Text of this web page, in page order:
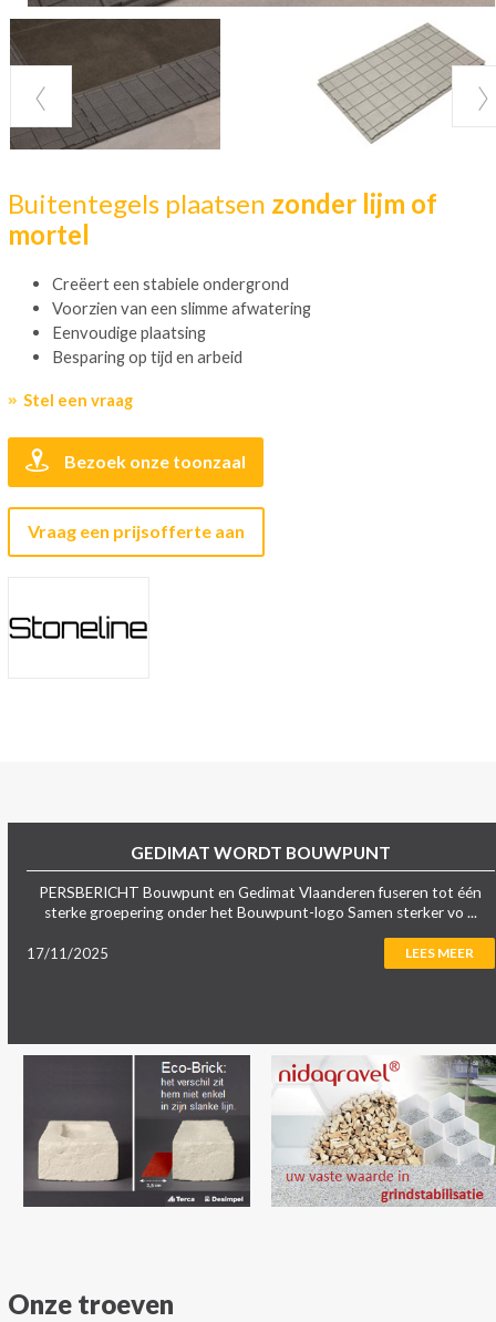
Buitentegels plaatsen zonder lijm of
mortel
Creëert een stabiele ondergrond
Voorzien van een slimme afwatering
Eenvoudige plaatsing
Besparing op tijd en arbeid
Stel een vraag
Bezoek onze toonzaal
Vraag een prijsofferte aan
GEDIMAT WORDT BOUWPUNT
PERSBERICHT Bouwpunt en Gedimat Vlaanderen fuseren tot één
sterke groepering onder het Bouwpunt-logo Samen sterker vo ...
17/11/2025 LEES MEER
Onze troeven